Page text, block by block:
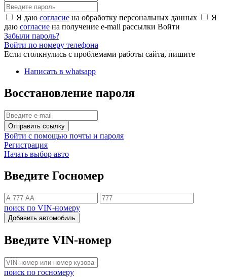
Я даю согласие на обработку персональных данных
Я
даю согласие на получение e-mail рассылки Войти
Забыли пароль?
Войти по номеру телефона
Если столкнулись с проблемами работы сайта, пишите
Написать в whatsapp
Восстановление пароля
Отправить ссылку
Войти с помощью почты и пароля
Регистрация
Начать выбор авто
Введите Госномер
поиск по VIN-номеру
Добавить автомобиль
Введите VIN-номер
поиск по госномеру